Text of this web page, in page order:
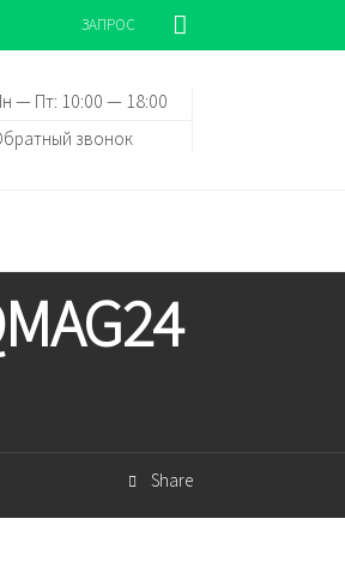
ЗАПРОС
— Пт: 10:00 — 18:00
звонок
Share